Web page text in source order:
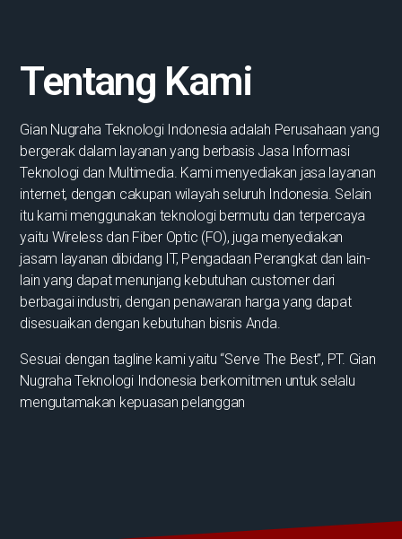
Tentang Kami
Gian Nugraha Teknologi Indonesia adalah Perusahaan yang
bergerak dalam layanan yang berbasis Jasa Informasi
Teknologi dan Multimedia. Kami menyediakan jasa layanan
internet, dengan cakupan wilayah seluruh Indonesia. Selain
itu kami menggunakan teknologi bermutu dan terpercaya
yaitu Wireless dan Fiber Optic (FO), juga menyediakan
jasam layanan dibidang IT, Pengadaan Perangkat dan lain-
lain yang dapat menunjang kebutuhan customer dari
berbagai industri, dengan penawaran harga yang dapat
disesuaikan dengan kebutuhan bisnis Anda.
Sesuai dengan tagline kami yaitu “Serve The Best”, PT. Gian
Nugraha Teknologi Indonesia berkomitmen untuk selalu
mengutamakan kepuasan pelanggan